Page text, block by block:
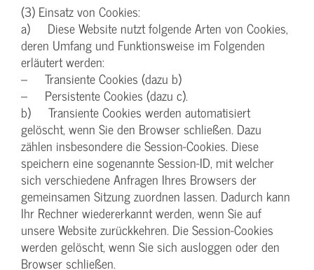
(3) Einsatz von Cookies:
a) Diese Website nutzt folgende Arten von Cookies,
deren Umfang und Funktionsweise im Folgenden
erläutert werden:
– Transiente Cookies (dazu b)
– Persistente Cookies (dazu c).
b) Transiente Cookies werden automatisiert
gelöscht, wenn Sie den Browser schließen. Dazu
zählen insbesondere die Session-Cookies. Diese
speichern eine sogenannte Session-ID, mit welcher
sich verschiedene Anfragen Ihres Browsers der
gemeinsamen Sitzung zuordnen lassen. Dadurch kann
Ihr Rechner wiedererkannt werden, wenn Sie auf
unsere Website zurückkehren. Die Session-Cookies
werden gelöscht, wenn Sie sich ausloggen oder den
Browser schließen.